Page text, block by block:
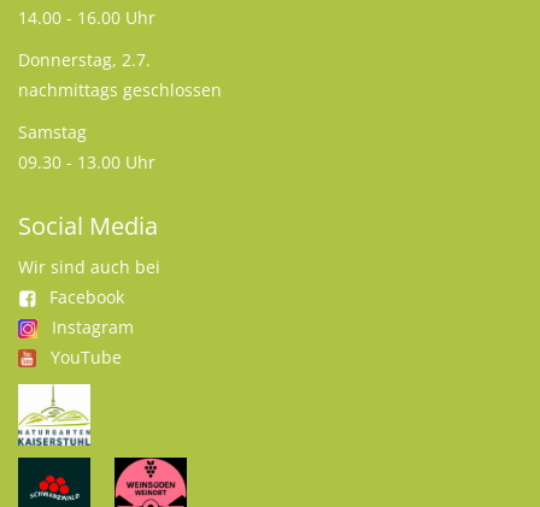
14.00 - 16.00 Uhr
Donnerstag, 2.7.
nachmittags geschlossen
Samstag
09.30 - 13.00 Uhr
Social Media
Wir sind auch bei
Facebook
Instagram
YouTube